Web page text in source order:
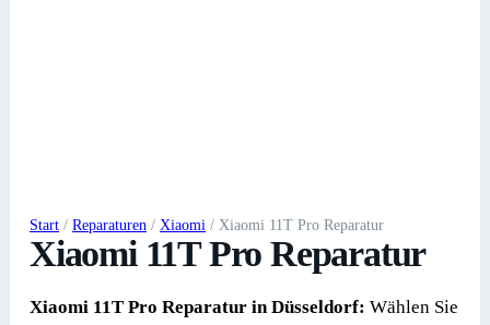
Start / Reparaturen / Xiaomi / Xiaomi 11T Pro Reparatur
Xiaomi 11T Pro Reparatur
Xiaomi 11T Pro Reparatur in Düsseldorf: Wählen Sie